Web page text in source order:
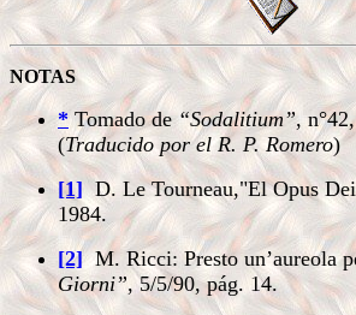
NOTAS
*Tomado de “Sodalitium”,
(Traducido por el R. P. Romero)
[1]D. Le Tourneau,"El Opus
1984.
[2]M. Ricci: Presto un’aureola
Giorni”, 5/5/90, pág. 14.